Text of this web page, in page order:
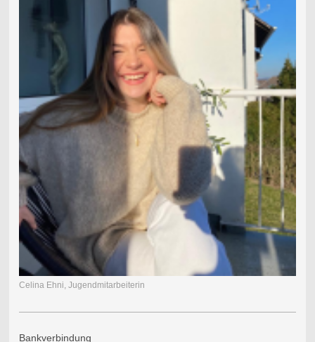
Celina Ehni, Jugendmitarbeiterin
Bankverbindung